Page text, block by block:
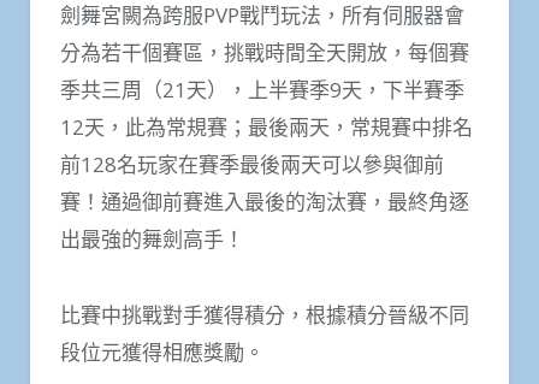
劍舞宮闕為跨服PVP戰鬥玩法，所有伺服器會
分為若干個賽區，挑戰時間全天開放，每個賽
季共三周（21天），上半賽季9天，下半賽季
12天，此為常規賽；最後兩天，常規賽中排名
前128名玩家在賽季最後兩天可以參與御前
賽！通過御前賽進入最後的淘汰賽，最終角逐
出最強的舞劍高手！
比賽中挑戰對手獲得積分，根據積分晉級不同
段位元獲得相應獎勵。